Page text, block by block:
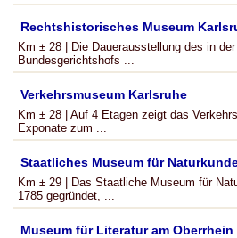
Rechtshistorisches Museum
Km ± 28 | Die Dauerausstellung des in
Bundesgerichtshofs ...
Verkehrsmuseum Karlsruhe
Km ± 28 | Auf 4 Etagen zeigt das
Exponate zum ...
Staatliches Museum für
Km ± 29 | Das Staatliche Museum für
1785 gegründet, ...
Museum für Literatur am Oberrhein